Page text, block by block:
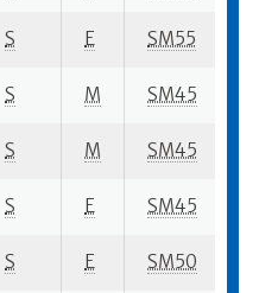
S E SM55
S M SM45
S M SM45
S E SM45
S E SM50